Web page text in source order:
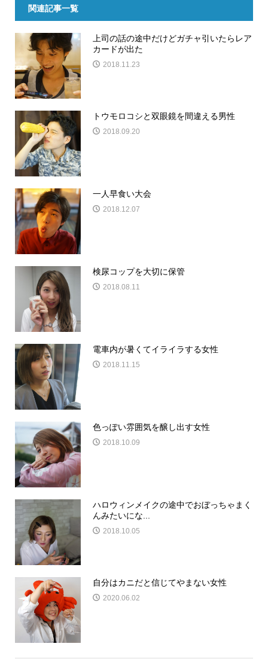
関連記事一覧
上司の話の途中だけどガチャ引いたらレア
カードが出た
2018.11.23
トウモロコシと双眼鏡を間違える男性
2018.09.20
一人早食い大会
2018.12.07
検尿コップを大切に保管
2018.08.11
電車内が暑くてイライラする女性
2018.11.15
色っぽい雰囲気を醸し出す女性
2018.10.09
ハロウィンメイクの途中でおぼっちゃまく
んみたいにな...
2018.10.05
自分はカニだと信じてやまない女性
2020.06.02